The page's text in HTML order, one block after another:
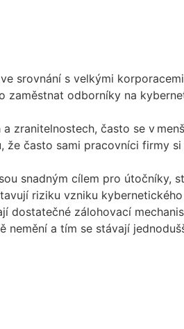
srovnání s velkými
zaměstnat odborníky na
zranitelnostech, často se v
že často sami pracovníci firmy si
snadným cílem pro útočníky,
riziku vzniku
dostatečné zálohovací
nemění a tím se stávají